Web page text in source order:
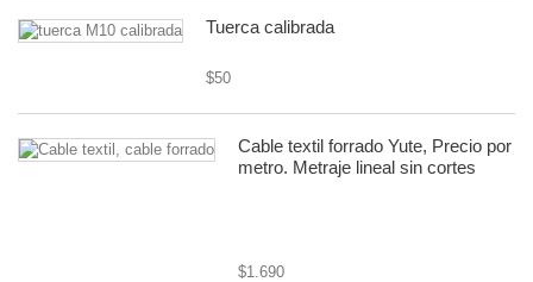
Tuerca calibrada
$50
Cable textil forrado Yute, Precio por
metro. Metraje lineal sin cortes
$1.690